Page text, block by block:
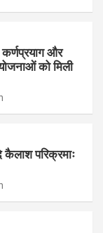
कर्णप्रयाग और
को मिली
कैलाश परिक्रमाः